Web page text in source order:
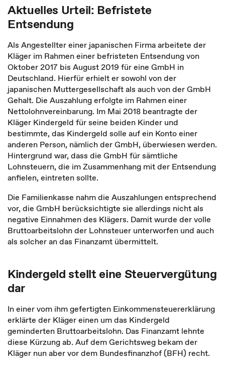
Aktuelles Urteil: Befristete
Entsendung
Als Angestellter einer japanischen Firma arbeitete der
Kläger im Rahmen einer befristeten Entsendung von
Oktober 2017 bis August 2019 für eine GmbH in
Deutschland. Hierfür erhielt er sowohl von der
japanischen Muttergesellschaft als auch von der GmbH
Gehalt. Die Auszahlung erfolgte im Rahmen einer
Nettolohnvereinbarung. Im Mai 2018 beantragte der
Kläger Kindergeld für seine beiden Kinder und
bestimmte, das Kindergeld solle auf ein Konto einer
anderen Person, nämlich der GmbH, überwiesen werden.
Hintergrund war, dass die GmbH für sämtliche
Lohnsteuern, die im Zusammenhang mit der Entsendung
anfielen, eintreten sollte.
Die Familienkasse nahm die Auszahlungen entsprechend
vor, die GmbH berücksichtigte sie allerdings nicht als
negative Einnahmen des Klägers. Damit wurde der volle
Bruttoarbeitslohn der Lohnsteuer unterworfen und auch
als solcher an das Finanzamt übermittelt.
Kindergeld stellt eine Steuervergütung
dar
In einer vom ihm gefertigten Einkommensteuererklärung
erklärte der Kläger einen um das Kindergeld
geminderten Bruttoarbeitslohn. Das Finanzamt lehnte
diese Kürzung ab. Auf dem Gerichtsweg bekam der
Kläger nun aber vor dem Bundesfinanzhof (BFH) recht.